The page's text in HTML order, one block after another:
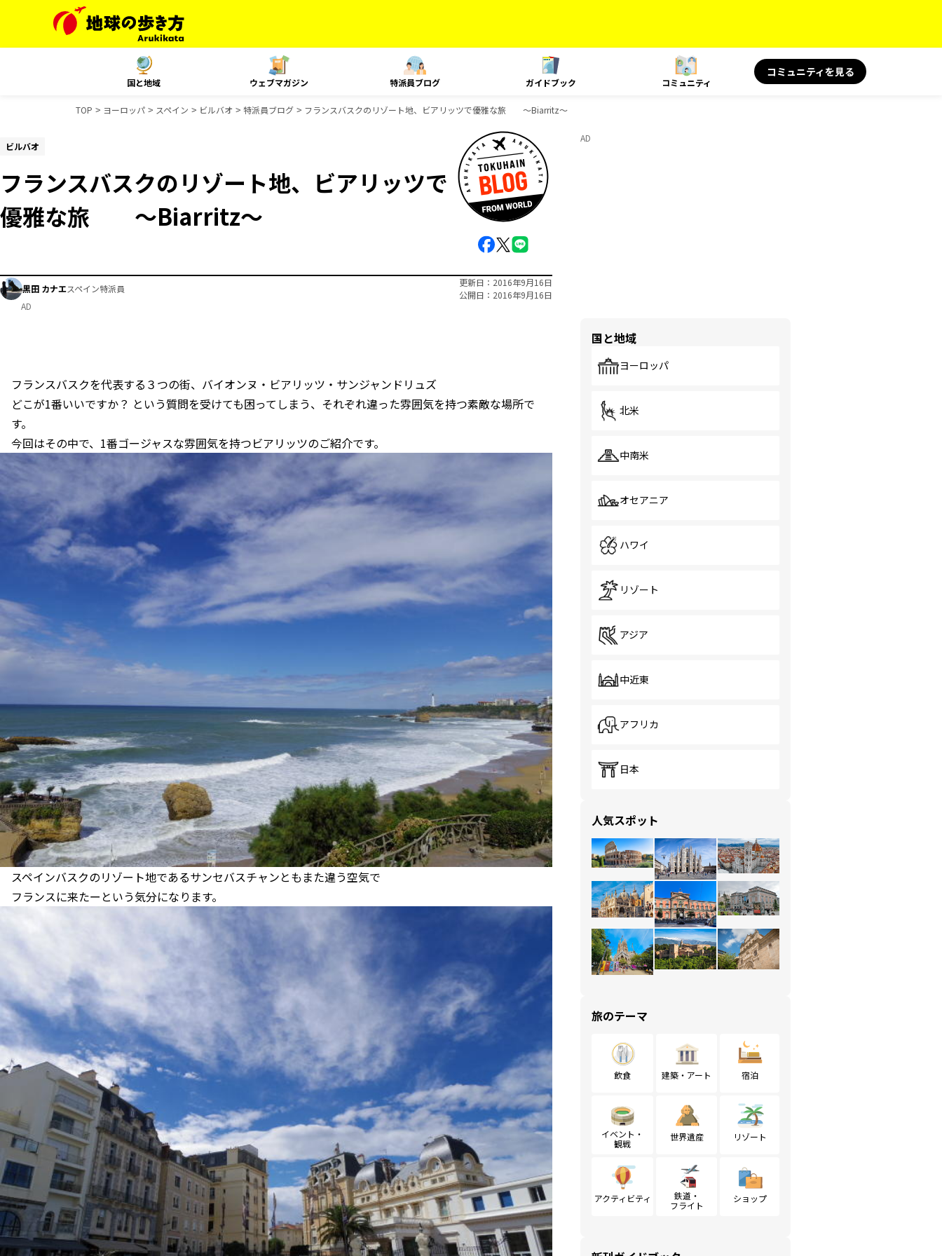
国と地域 ウェブマガジン 特派員ブログ ガイドブック コミュニティ
コミュニティを見る
TOP ヨーロッパ スペイン ビルバオ 特派員ブログ フランスバスクのリゾート地、ビアリッツで優雅な旅 ～Biarritz～
ビルバオ
フランスバスクのリゾート地、ビアリッツで
優雅な旅 ～Biarritz～
黒田 カナエスペイン特派員
更新日
2016年9月16日
公開日
2016年9月16日
AD
フランスバスクを代表する３つの街、バイオンヌ・ビアリッツ・サンジャンドリュズ
どこが1番いいですか？ という質問を受けても困ってしまう、それぞれ違った雰囲気を持つ素敵な場所で
す。
今回はその中で、1番ゴージャスな雰囲気を持つビアリッツのご紹介です。
スペインバスクのリゾート地であるサンセバスチャンともまた違う空気で
フランスに来たーという気分になります。
AD
国と地域
ヨーロッパ
北米
中南米
オセアニア
ハワイ
リゾート
アジア
中近東
アフリカ
日本
人気スポット
旅のテーマ
飲食 建築・アート 宿泊
イベント・
観戦
世界遺産 リゾート
アクティビティ
鉄道・
フライト
ショップ